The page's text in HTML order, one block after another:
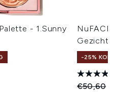
- 1.Sunny
NuFACE
-25%
€50,60